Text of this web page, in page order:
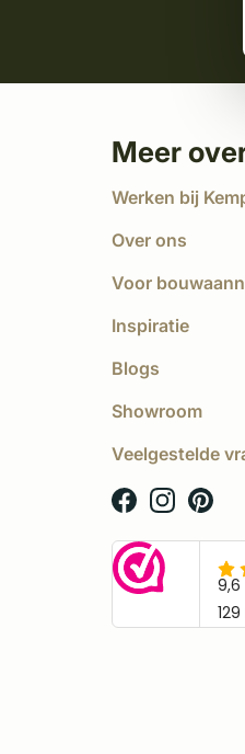
Meer
Werken bij
Over ons
Voor
Inspiratie
Blogs
Showroom
Veelgestelde